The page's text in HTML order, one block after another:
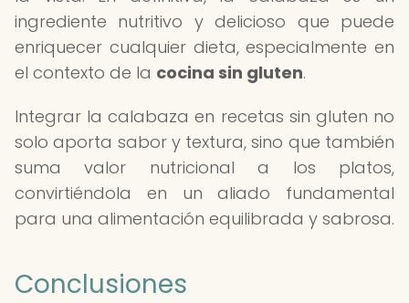
ingrediente nutritivo y delicioso que puede
enriquecer cualquier dieta, especialmente en
el contexto de la cocina sin gluten.
Integrar la calabaza en recetas sin gluten no
solo aporta sabor y textura, sino que también
suma valor nutricional a los platos,
convirtiéndola en un aliado fundamental
para una alimentación equilibrada y sabrosa.
Conclusiones